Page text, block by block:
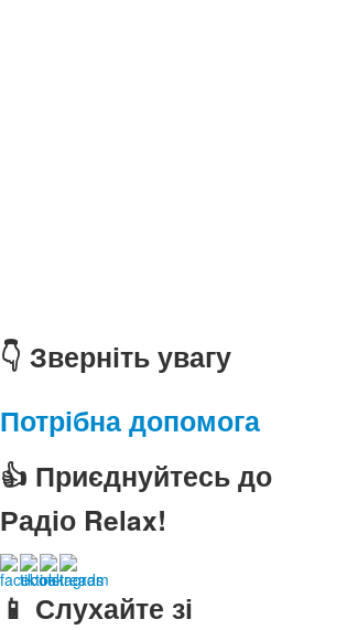
👇 Зверніть увагу
Потрібна допомога
👍 Приєднуйтесь до
Радіо Relax!
📱 Слухайте зі